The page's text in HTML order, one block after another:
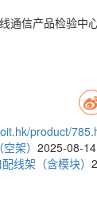
通信产品检验中
product/
架） 2025-08-14
线架（含模块）